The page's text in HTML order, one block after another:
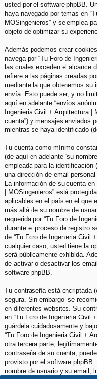
usted por el software phpBB.
haya navegado por temas en
MOSingenieros” y se emplea
objeto de optimizar su
Además podemos crear
navega por “Tu Foro de
las cuales exceden el alcance
refiere a las páginas creadas
mediante la que obtenemos su
envía. Esto puede ser, y no
aquí en adelante “envíos
Ingenieria Civil + Arquitectura |
cuenta”) y mensajes enviados
mientras se haya identificado
Tu cuenta como mínimo
(de aquí en adelante “su
empleada para la identificación
una dirección de email personal
La información de su cuenta
| MOSingenieros” está
aplicables en el país en el que
más allá de su nombre de
requerida por “Tu Foro de
durante el proceso de registro
de “Tu Foro de Ingenieria Civil
cualquier caso, usted tiene la
será públicamente exhibida.
de activar o desactivar los
software phpBB.
Tu contraseña está encriptada
segura. Sin embargo, se
en diferentes websites. Su
en “Tu Foro de Ingenieria Civil
guárdela cuidadosamente y
“Tu Foro de Ingenieria Civil +
otra tercera parte,
contraseña de su cuenta,
provisto por el software
nombre de usuario y su email,